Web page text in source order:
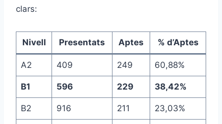
clars:
Nivell Presentats Aptes % d’Aptes
A2 409 249 60,88%
B1 596 229 38,42%
B2 916 211 23,03%